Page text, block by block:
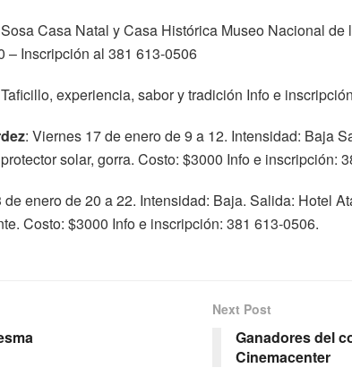
Casa Natal y Casa Histórica Museo Nacional
– Inscripción al 381 613-0506
experiencia, sabor y tradición Info e
: Viernes 17 de enero de 9 a 12. Intensidad: Baja
solar, gorra. Costo: $3000 Info e inscripción:
de enero de 20 a 22. Intensidad: Baja. Salida: Hotel
Costo: $3000 Info e inscripción: 381 613-0506.
Next Post
Ganadores del
Cinemacenter